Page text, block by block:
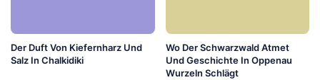
Der Duft Von Kiefernharz Und
Salz In Chalkidiki
Wo Der Schwarzwald Atmet
Und Geschichte In Oppenau
Wurzeln Schlägt